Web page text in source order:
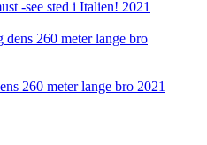
-see sted i Italien! 2021
260 meter lange bro 2021